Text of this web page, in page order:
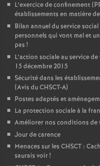
L’exercice de confinement
établissements en matière
Bilan annuel du service
personnels qui vont mal et
pas !
L’action sociale au service
15 décembre 2015
Sécurité dans les
(Avis du CHSCT-A)
Postes adaptés et
La protection sociale à la
Améliorer nos conditions de
Jour de carence
Menaces sur les CHSCT :
saurais voir!